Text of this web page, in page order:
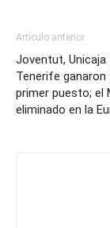
Artículo anterior
Joventut, Unicaja
Tenerife ganaron
primer puesto; el
eliminado en la